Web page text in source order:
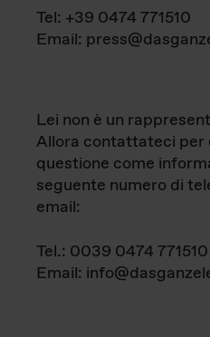
Tel: +39 0474 771510
Email:
Lei non è un
Allora contattateci per
questione come
seguente numero di
email:
Tel.: 0039 0474 771510
Email: